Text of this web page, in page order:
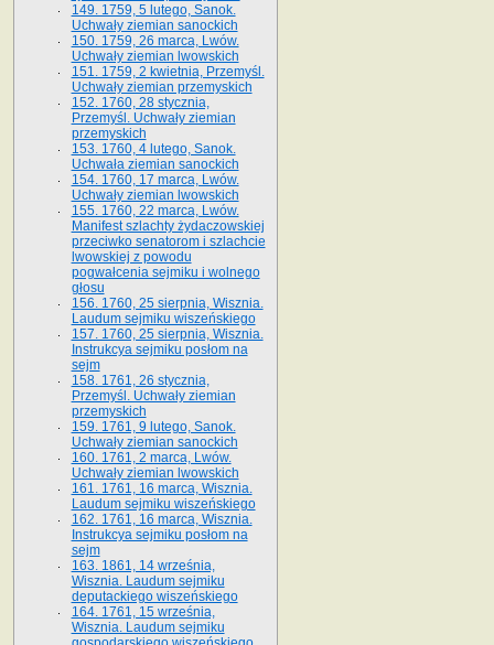
149. 1759, 5 lutego, Sanok.
Uchwały ziemian sanockich
150. 1759, 26 marca, Lwów.
Uchwały ziemian lwowskich
151. 1759, 2 kwietnia, Przemyśl.
Uchwały ziemian przemyskich
152. 1760, 28 stycznia,
Przemyśl. Uchwały ziemian
przemyskich
153. 1760, 4 lutego, Sanok.
Uchwała ziemian sanockich
154. 1760, 17 marca, Lwów.
Uchwały ziemian lwowskich
155. 1760, 22 marca, Lwów.
Manifest szlachty żydaczowskiej
przeciwko senatorom i szlachcie
lwowskiej z po­wodu
pogwałcenia sejmiku i wolnego
głosu
156. 1760, 25 sierpnia, Wisznia.
Laudum sejmiku wiszeńskiego
157. 1760, 25 sierpnia, Wisznia.
Instrukcya sejmiku posłom na
sejm
158. 1761, 26 stycznia,
Przemyśl. Uchwały ziemian
przemyskich
159. 1761, 9 lutego, Sanok.
Uchwały ziemian sanockich
160. 1761, 2 marca, Lwów.
Uchwały ziemian lwowskich
161. 1761, 16 marca, Wisznia.
Laudum sejmiku wiszeńskiego
162. 1761, 16 marca, Wisznia.
Instrukcya sejmiku posłom na
sejm
163. 1861, 14 września,
Wisznia. Laudum sejmiku
deputackiego wiszeńskiego
164. 1761, 15 września,
Wisznia. Laudum sejmiku